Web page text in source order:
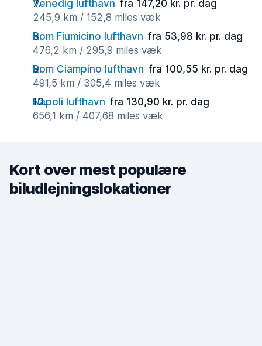
Venedig lufthavn fra 147,20 kr. pr. dag
245,9 km / 152,8 miles væk
Rom Fiumicino lufthavn fra 53,98 kr. pr. dag
476,2 km / 295,9 miles væk
Rom Ciampino lufthavn fra 100,55 kr. pr. dag
491,5 km / 305,4 miles væk
Napoli lufthavn fra 130,90 kr. pr. dag
656,1 km / 407,68 miles væk
Kort over mest populære
biludlejningslokationer